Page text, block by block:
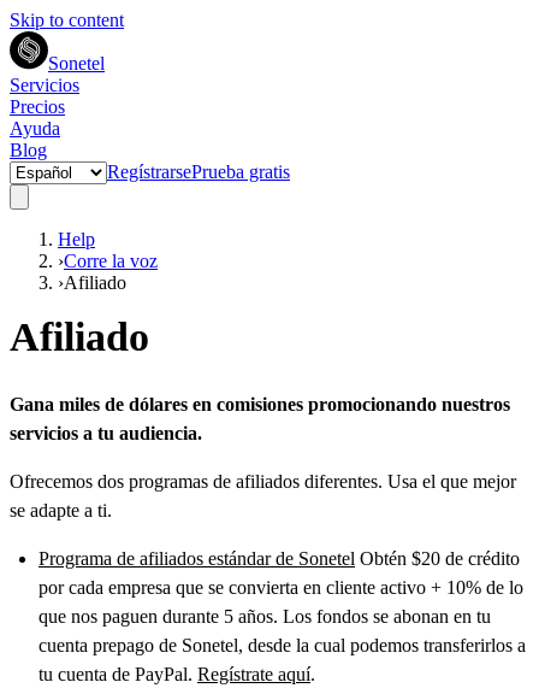
Skip to content
Sonetel
Servicios
Precios
Ayuda
Blog
RegístrarsePrueba gratis
Help
›Corre la voz
›Afiliado
Afiliado
Gana miles de dólares en comisiones promocionando nuestros
servicios a tu audiencia.
Ofrecemos dos programas de afiliados diferentes. Usa el que mejor
se adapte a ti.
Programa de afiliados estándar de Sonetel Obtén $20 de crédito
por cada empresa que se convierta en cliente activo + 10% de lo
que nos paguen durante 5 años. Los fondos se abonan en tu
cuenta prepago de Sonetel, desde la cual podemos transferirlos a
tu cuenta de PayPal. Regístrate aquí.